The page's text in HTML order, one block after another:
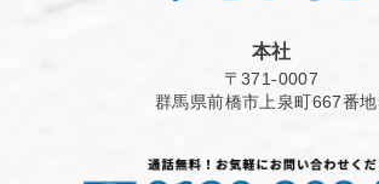
本社
〒371-0007
群馬県前橋市上泉町667番